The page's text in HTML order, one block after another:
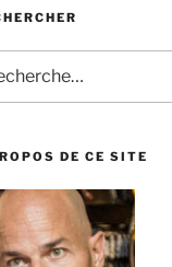
DE CE SITE